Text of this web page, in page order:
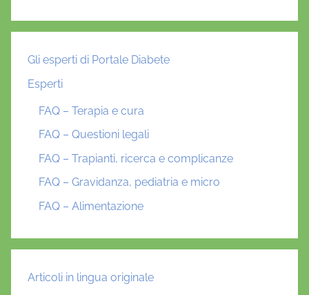
Gli esperti di Portale Diabete
Esperti
FAQ – Terapia e cura
FAQ – Questioni legali
FAQ – Trapianti, ricerca e complicanze
FAQ – Gravidanza, pediatria e micro
FAQ – Alimentazione
Articoli in lingua originale